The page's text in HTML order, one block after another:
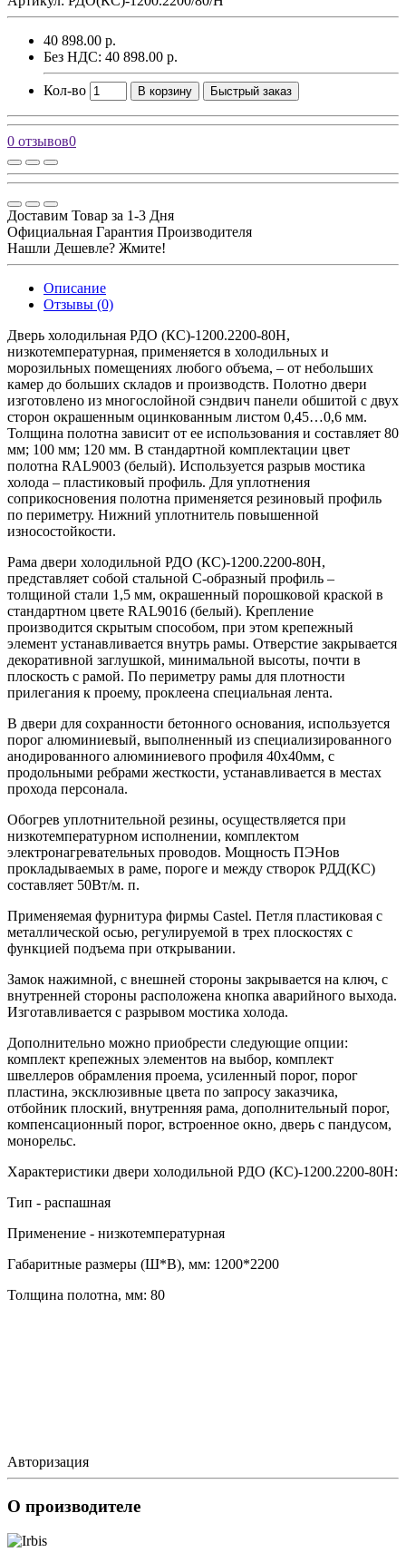
40 898.00 р.
Без НДС: 40 898.00 р.
Кол-во В корзину Быстрый заказ
0 отзывов0
Доставим Товар за 1-3 Дня
Официальная Гарантия Производителя
Нашли Дешевле? Жмите!
Описание
Отзывы (0)
Дверь холодильная РДО (КС)-1200.2200-80Н,
низкотемпературная, применяется в холодильных и
морозильных помещениях любого объема, – от небольших
камер до больших складов и производств. Полотно двери
изготовлено из многослойной сэндвич панели обшитой с двух
сторон окрашенным оцинкованным листом 0,45…0,6 мм.
Толщина полотна зависит от ее использования и составляет 80
мм; 100 мм; 120 мм. В стандартной комплектации цвет
полотна RAL9003 (белый). Используется разрыв мостика
холода – пластиковый профиль. Для уплотнения
соприкосновения полотна применяется резиновый профиль
по периметру. Нижний уплотнитель повышенной
износостойкости.
Рама двери холодильной РДО (КС)-1200.2200-80Н,
представляет собой стальной С-образный профиль –
толщиной стали 1,5 мм, окрашенный порошковой краской в
стандартном цвете RAL9016 (белый). Крепление
производится скрытым способом, при этом крепежный
элемент устанавливается внутрь рамы. Отверстие закрывается
декоративной заглушкой, минимальной высоты, почти в
плоскость с рамой. По периметру рамы для плотности
прилегания к проему, проклеена специальная лента.
В двери для сохранности бетонного основания, используется
порог алюминиевый, выполненный из специализированного
анодированного алюминиевого профиля 40х40мм, с
продольными ребрами жесткости, устанавливается в местах
прохода персонала.
Обогрев уплотнительной резины, осуществляется при
низкотемпературном исполнении, комплектом
электронагревательных проводов. Мощность ПЭНов
прокладываемых в раме, пороге и между створок РДД(КС)
составляет 50Вт/м. п.
Применяемая фурнитура фирмы Castel. Петля пластиковая с
металлической осью, регулируемой в трех плоскостях с
функцией подъема при открывании.
Замок нажимной, с внешней стороны закрывается на ключ, с
внутренней стороны расположена кнопка аварийного выхода.
Изготавливается с разрывом мостика холода.
Дополнительно можно приобрести следующие опции:
комплект крепежных элементов на выбор, комплект
швеллеров обрамления проема, усиленный порог, порог
пластина, эксклюзивные цвета по запросу заказчика,
отбойник плоский, внутренняя рама, дополнительный порог,
компенсационный порог, встроенное окно, дверь с пандусом,
монорельс.
Характеристики двери холодильной РДО (КС)-1200.2200-80Н:
Тип - распашная
Применение - низкотемпературная
Габаритные размеры (Ш*В), мм: 1200*2200
Толщина полотна, мм: 80
Авторизация
О производителе